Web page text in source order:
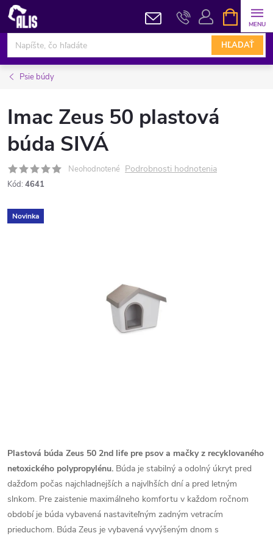
Prejsť
obsah
HĽADAŤ
KOŠÍK
Psie búdy
Imac Zeus 50 plastová
búda SIVÁ
Neohodnotené Podrobnosti hodnotenia
Kód: 4641
Novinka
Plastová búda Zeus 50 2nd life pre psov a mačky z recyklovaného
netoxického polypropylénu. Búda je stabilný a odolný úkryt pred
dažďom počas najchladnejších a najvlhších dní a pred letným
slnkom. Pre zaistenie maximálneho komfortu v každom ročnom
období je búda vybavená nastaviteľným zadným vetracím
prieduchom. Búda Zeus je vybavená vyvýšeným dnom s